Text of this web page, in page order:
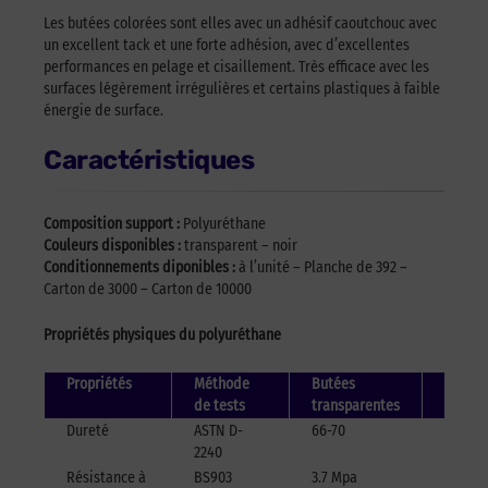
Les butées colorées sont elles avec un adhésif caoutchouc avec
un excellent tack et une forte adhésion, avec d’excellentes
performances en pelage et cisaillement. Très efficace avec les
surfaces légèrement irrégulières et certains plastiques à faible
énergie de surface.
Caractéristiques
Composition support : Polyuréthane
Couleurs disponibles :transparent – noir
Conditionnements diponibles :à l’unité – Planche de 392 –
Carton de 3000 – Carton de 10000
Propriétés physiques du polyuréthane
Propriétés
Méthode
de tests
Butées
transparentes
Dureté
ASTN D-
2240
66-70
Résistance à
BS903 3.7 Mpa